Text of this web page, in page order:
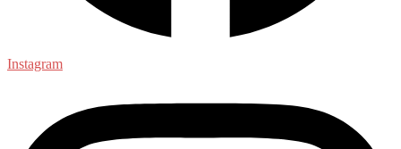
Instagram